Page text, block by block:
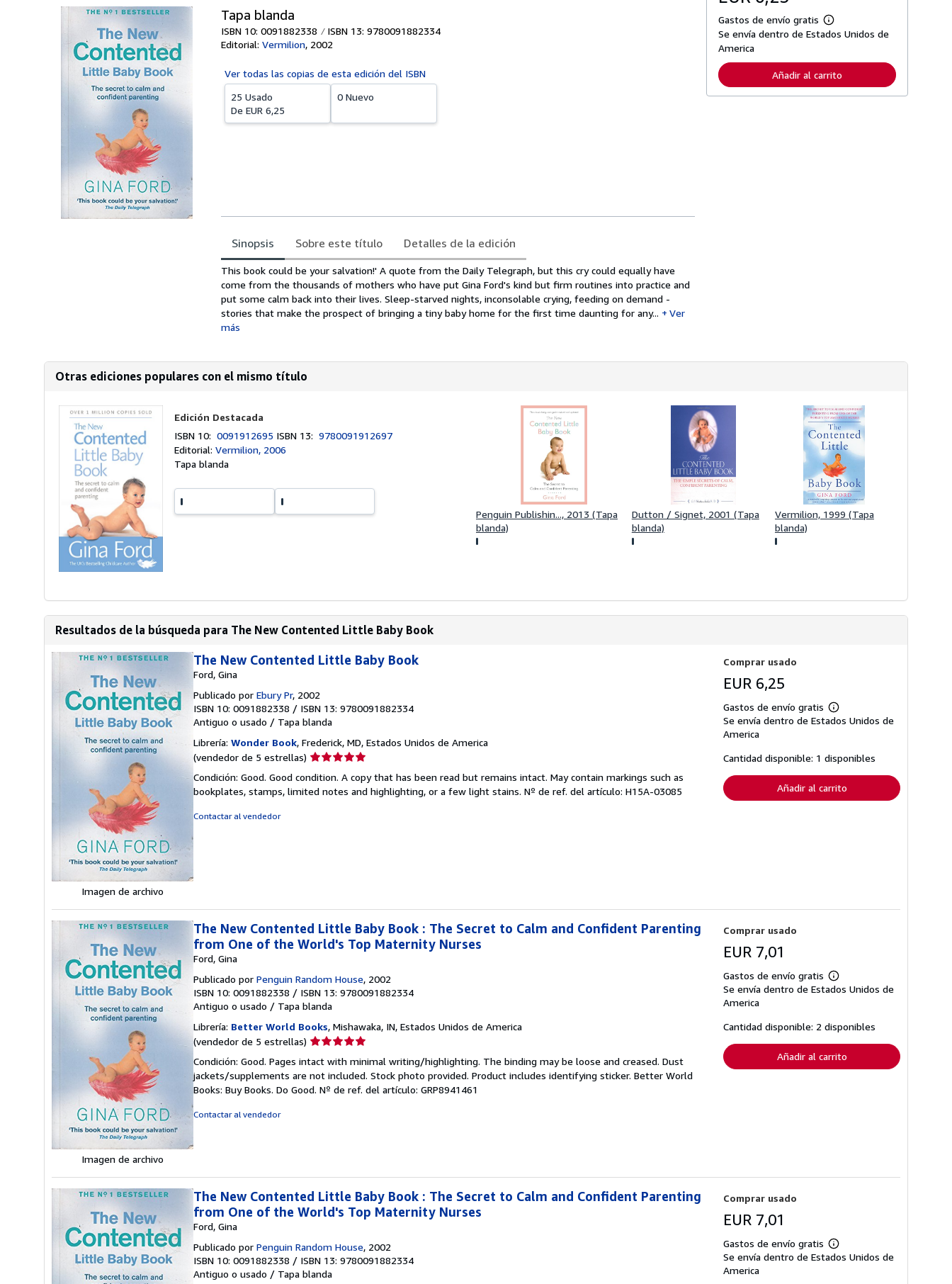
Tapa blanda
ISBN 10: 0091882338
ISBN 13: 9780091882334
Editorial: Vermilion, 2002
Ver todas las copias de esta edición del ISBN
25 Usado
De EUR 6,25
0 Nuevo
Sinopsis Sobre este título Detalles de la edición
Sinopsis
This book could be your salvation!' A quote from the Daily Telegraph, but this cry could equally have
come from the thousands of mothers who have put Gina Ford's kind but firm routines into practice and
put some calm back into their lives. Sleep-starved nights, inconsolable crying, feeding on demand -
stories that make the prospect of bringing a tiny baby home for the first time daunting for any...
Ver
más
Gastos de envío gratis
M
á
f
o
r
n
Se envía dentro de Estados Unidos de
America
Añadir al carrito
Otras ediciones populares con el mismo título
Edición Destacada
ISBN 10:0091912695 ISBN 13:9780091912697
Editorial:Vermilion, 2006
Tapa blanda
Penguin Publishin..., 2013 (Tapa
blanda)
Dutton / Signet, 2001 (Tapa
blanda)
Vermilion, 1999 (Tapa
blanda)
Resultados de la búsqueda para The New Contented Little Baby Book
Imagen de archivo
The New Contented Little Baby Book
Ford, Gina
Publicado por Ebury Pr, 2002
ISBN 10: 0091882338 / ISBN 13: 9780091882334
Antiguo o usado / Tapa blanda
Librería: Wonder Book, Frederick, MD, Estados Unidos de America
(vendedor de 5 estrellas) Calificación
vendedor:
5
Condición: Good. Good condition. A copy that has been read but remains intact. May contain markings such as
bookplates, stamps, limited notes and highlighting, or a few light stains. Nº de ref. del artículo: H15A-03085
Contactar al vendedor
Comprar usado
EUR 6,25
Gastos de envío gratis
Más
información
tarifas
de
envío
Se envía dentro de Estados Unidos de
America
Cantidad disponible: 1 disponibles
Añadir al carrito
Imagen de archivo
The New Contented Little Baby Book : The Secret to Calm and Confident Parenting
from One of the World's Top Maternity Nurses
Ford, Gina
Publicado por Penguin Random House, 2002
ISBN 10: 0091882338 / ISBN 13: 9780091882334
Antiguo o usado / Tapa blanda
Librería: Better World Books, Mishawaka, IN, Estados Unidos de America
(vendedor de 5 estrellas) Calificación
vendedor:
5
de
Condición: Good. Pages intact with minimal writing/highlighting. The binding may be loose and creased. Dust
jackets/supplements are not included. Stock photo provided. Product includes identifying sticker. Better World
Books: Buy Books. Do Good. Nº de ref. del artículo: GRP8941461
Contactar al vendedor
Comprar usado
EUR 7,01
Gastos de envío gratis
Más
información
tarifas
de
envío
Se envía dentro de Estados Unidos de
America
Cantidad disponible: 2 disponibles
Añadir al carrito
The New Contented Little Baby Book : The Secret to Calm and Confident Parenting
from One of the World's Top Maternity Nurses
Ford, Gina
Publicado por Penguin Random House, 2002
ISBN 10: 0091882338 / ISBN 13: 9780091882334
Antiguo o usado / Tapa blanda
Comprar usado
EUR 7,01
Gastos de envío gratis
Más
información
Se envía dentro de Estados Unidos de
America